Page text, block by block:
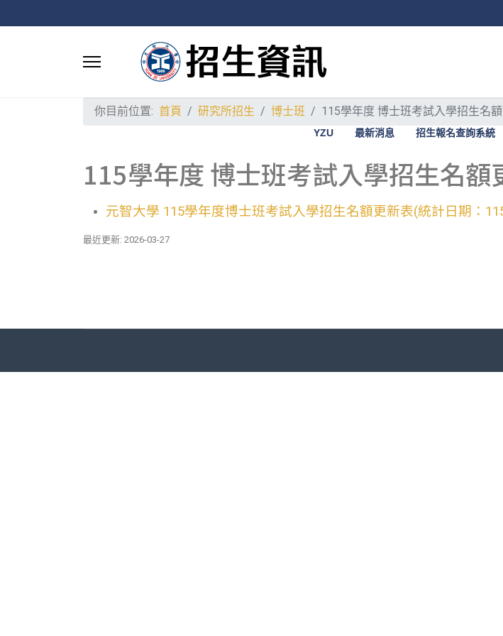
YZU 最新消息 招生報名查詢系統
你目前位置: 首頁 研究所招生 博士班 115學年度 博士班考試入學招生名
115學年度 博士班考試入學招生名
元智大學 115學年度博士班考試入學招生名額更新表(統計日期：
最近更新: 2026-03-27